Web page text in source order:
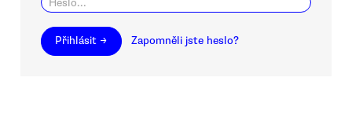
Přihlásit → Zapomněli jste heslo?